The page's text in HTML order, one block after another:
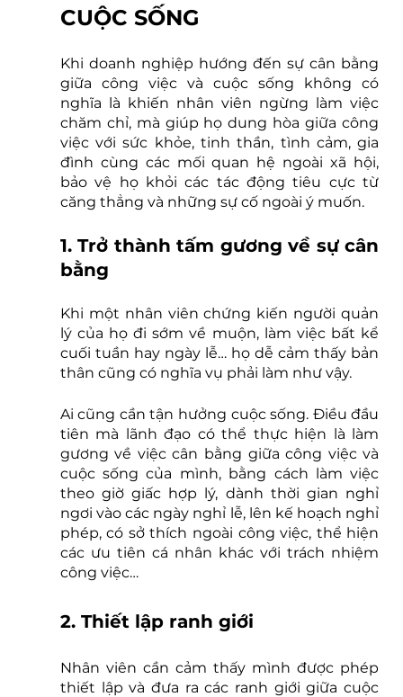
CUỘC SỐNG
Khi doanh nghiệp hướng đến sự cân bằng
giữa công việc và cuộc sống không có
nghĩa là khiến nhân viên ngừng làm việc
chăm chỉ, mà giúp họ dung hòa giữa công
việc với sức khỏe, tinh thần, tình cảm, gia
đình cùng các mối quan hệ ngoài xã hội,
bảo vệ họ khỏi các tác động tiêu cực từ
căng thẳng và những sự cố ngoài ý muốn.
1. Trở thành tấm gương về sự cân
bằng
Khi một nhân viên chứng kiến người quản
lý của họ đi sớm về muộn, làm việc bất kể
cuối tuần hay ngày lễ… họ dễ cảm thấy bản
thân cũng có nghĩa vụ phải làm như vậy.
Ai cũng cần tận hưởng cuộc sống. Điều đầu
tiên mà lãnh đạo có thể thực hiện là làm
gương về việc cân bằng giữa công việc và
cuộc sống của mình, bằng cách làm việc
theo giờ giấc hợp lý, dành thời gian nghỉ
ngơi vào các ngày nghỉ lễ, lên kế hoạch nghỉ
phép, có sở thích ngoài công việc, thể hiện
các ưu tiên cá nhân khác với trách nhiệm
công việc…
2. Thiết lập ranh giới
Nhân viên cần cảm thấy mình được phép
thiết lập và đưa ra các ranh giới giữa cuộc